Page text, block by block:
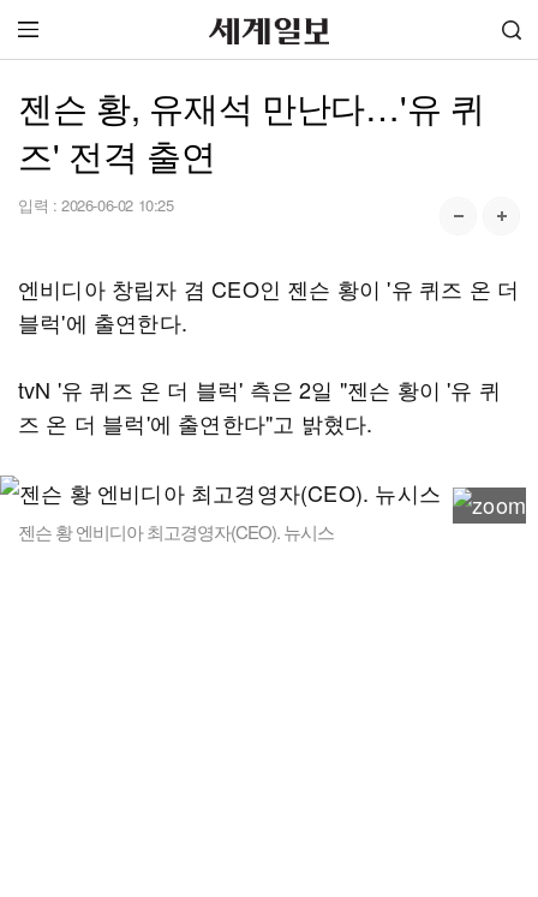
젠슨 황, 유재석 만난다…'유 퀴
즈' 전격 출연
입력 : 2026-06-02 10:25
엔비디아 창립자 겸 CEO인 젠슨 황이 '유 퀴즈 온 더
블럭'에 출연한다.
tvN '유 퀴즈 온 더 블럭' 측은 2일 "젠슨 황이 '유 퀴
즈 온 더 블럭'에 출연한다"고 밝혔다.
젠슨 황 엔비디아 최고경영자(CEO). 뉴시스